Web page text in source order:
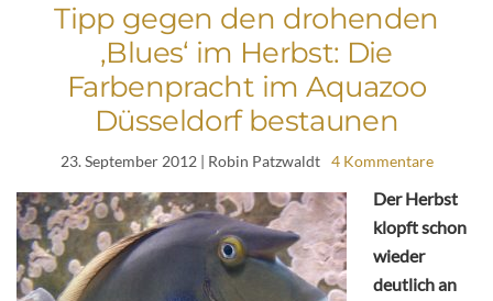
Tipp gegen den drohenden
‚Blues‘ im Herbst: Die
Farbenpracht im Aquazoo
Düsseldorf bestaunen
23. September 2012| Robin Patzwaldt 4 Kommentare
Der Herbst
klopft schon
wieder
deutlich an